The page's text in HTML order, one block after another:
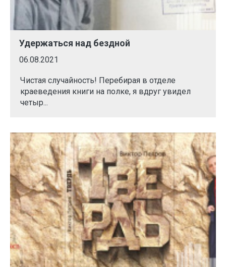
Удержаться над бездной
06.08.2021
Чистая случайность! Перебирая в отделе
краеведения книги на полке, я вдруг увидел
четыр...